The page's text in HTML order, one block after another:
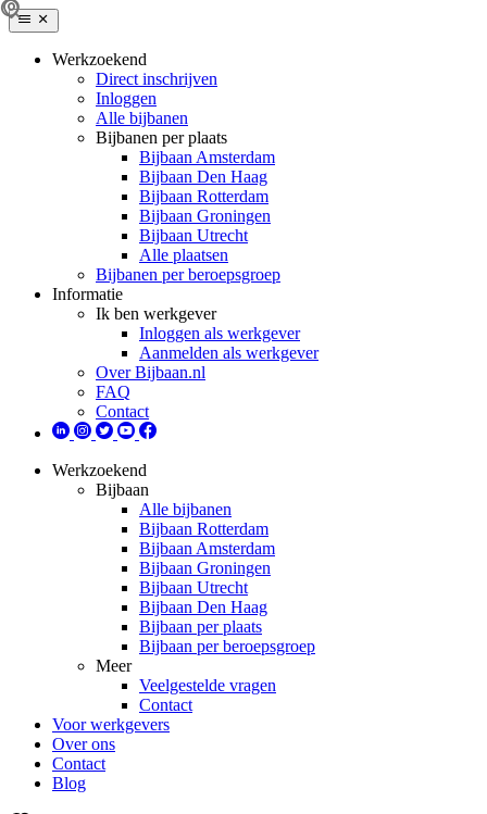
Werkzoekend
Direct inschrijven
Inloggen
Alle bijbanen
Bijbanen per plaats
Bijbaan Amsterdam
Bijbaan Den Haag
Bijbaan Rotterdam
Bijbaan Groningen
Bijbaan Utrecht
Alle plaatsen
Bijbanen per beroepsgroep
Informatie
Ik ben werkgever
Inloggen als werkgever
Aanmelden als werkgever
Over Bijbaan.nl
FAQ
Contact
Werkzoekend
Bijbaan
Alle bijbanen
Bijbaan Rotterdam
Bijbaan Amsterdam
Bijbaan Groningen
Bijbaan Utrecht
Bijbaan Den Haag
Bijbaan per plaats
Bijbaan per beroepsgroep
Meer
Veelgestelde vragen
Contact
Voor werkgevers
Over ons
Contact
Blog